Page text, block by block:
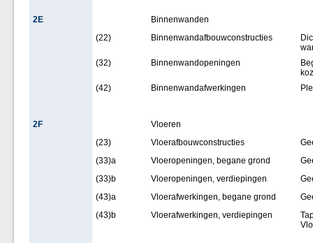
2E
Binnenwanden
(22)
Binnenwandafbouwconstructies
(32)
Binnenwandopeningen
(42)
Binnenwandafwerkingen
2F
Vloeren
(23)
Vloerafbouwconstructies
(33)a
Vloeropeningen, begane grond
(33)b
Vloeropeningen, verdiepingen
(43)a
Vloerafwerkingen, begane grond
(43)b
Vloerafwerkingen, verdiepingen